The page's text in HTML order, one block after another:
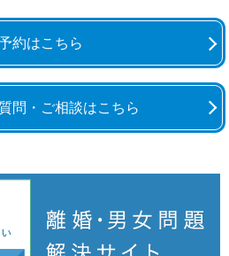
約はこちら
問・ご相談はこちら